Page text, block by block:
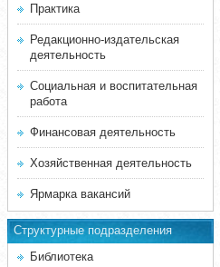
Практика
Редакционно-издательская
деятельность
Социальная и воспитательная
работа
Финансовая деятельность
Хозяйственная деятельность
Ярмарка вакансий
Структурные подразделения
Библиотека